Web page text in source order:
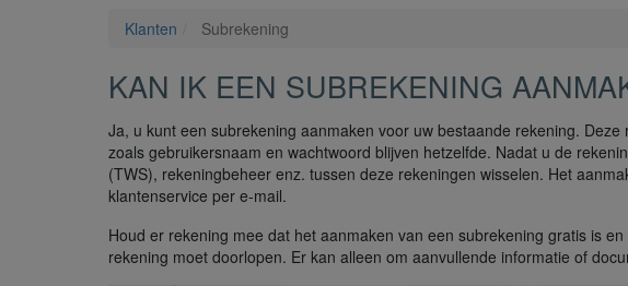
Klanten Subrekening
KAN IK EEN SUBREKENING
Ja, u kunt een subrekening aanmaken voor uw bestaande rekening.
zoals gebruikersnaam en wachtwoord blijven hetzelfde. Nadat u de
(TWS), rekeningbeheer enz. tussen deze rekeningen wisselen. Het
klantenservice per e-mail.
Houd er rekening mee dat het aanmaken van een subrekening gratis is
rekening moet doorlopen. Er kan alleen om aanvullende informatie of